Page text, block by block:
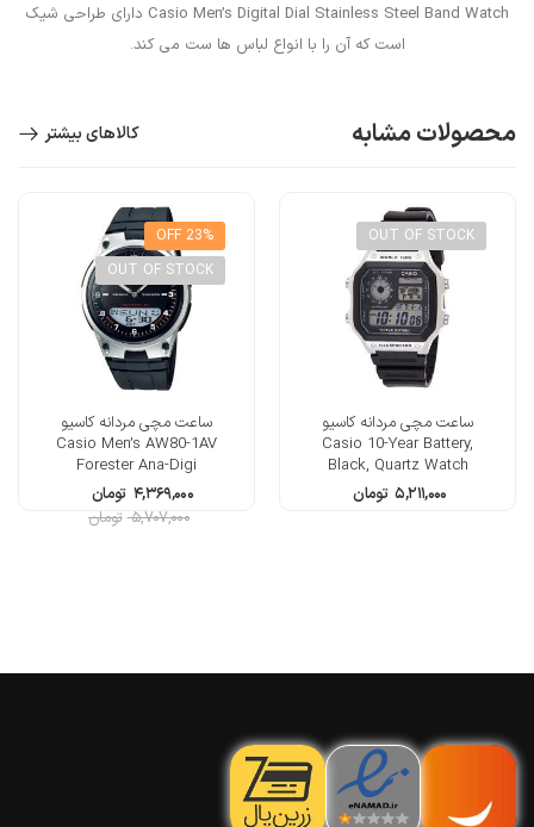
Casio Men’s Digital Dial Stainless Steel Band Watch دارای طراحی شیک
است که آن را با انواع لباس ها ست می کند.
محصولات مشابه کالاهای بیشتر
OUT OF STOCK
ساعت مچی مردانه کاسیو
Casio 10-Year Battery,
Black, Quartz Watch
۵,۲۱۱,۰۰۰ تومان
23% OFF
OUT OF STOCK
ساعت مچی مردانه کاسیو
Casio Men’s AW80-1AV
Forester Ana-Digi
Databank 10-Year Battery
Watch
۴,۳۶۹,۰۰۰ تومان
۵,۷۰۷,۰۰۰ تومان